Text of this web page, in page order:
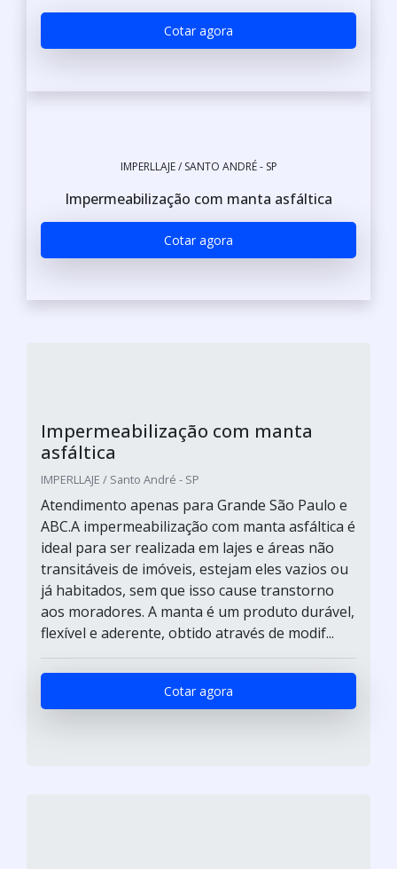
Cotar agora
IMPERLLAJE / SANTO ANDRÉ - SP
Impermeabilização com manta asfáltica
Cotar agora
Impermeabilização com manta
asfáltica
IMPERLLAJE / Santo André - SP
Atendimento apenas para Grande São Paulo e
ABC.A impermeabilização com manta asfáltica é
ideal para ser realizada em lajes e áreas não
transitáveis de imóveis, estejam eles vazios ou
já habitados, sem que isso cause transtorno
aos moradores. A manta é um produto durável,
flexível e aderente, obtido através de modif...
Cotar agora